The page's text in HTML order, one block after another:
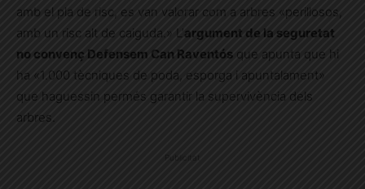
amb el pla de risc, es van valorar com a arbres «perillosos,
amb un risc alt de caiguda.» L’argument de la seguretat
no convenç Defensem Can Raventós que apunta que hi
ha «1.000 tècniques de poda, esporga i apuntalament»
que haguessin permés garantir la supervivència dels
arbres.
Publicitat